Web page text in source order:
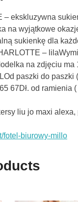
– ekskluzywna
na wyjątkowe
sukienkę dla
–
na zdjęciu
paszki do paszki
67Dł. od ramienia
liu jo maxi
fotel-biurowy-millo